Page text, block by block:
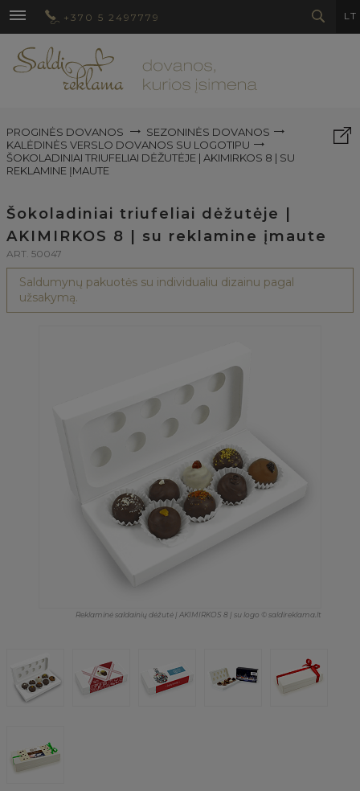
+370 5 2497779 LT
PROGINĖS DOVANOS
SEZONINĖS DOVANOS
KALĖDINĖS VERSLO DOVANOS SU LOGOTIPU
ŠOKOLADINIAI TRIUFELIAI DĖŽUTĖJE | AKIMIRKOS 8 | SU
REKLAMINE ĮMAUTE
Šokoladiniai triufeliai dėžutėje |
AKIMIRKOS 8 | su reklamine įmaute
ART. 50047
Saldumynų pakuotės su individualiu dizainu pagal
užsakymą.
Reklaminė saldainių dėžutė | AKIMIRKOS 8 | su logo © saldireklama.lt